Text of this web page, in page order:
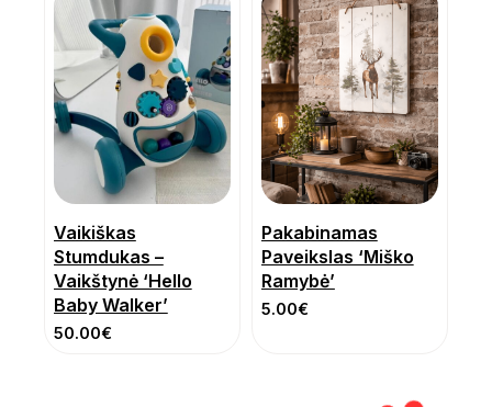
Vaikiškas
Stumdukas –
Vaikštynė ‘Hello
Baby Walker’
50.00€
Pakabinamas
Paveikslas ‘Miško
Ramybė’
5.00€